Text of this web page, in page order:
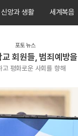
신앙과 생활 세계복음
포토 뉴스
회원들, 범죄예방
고 평화로운 사회를 향해